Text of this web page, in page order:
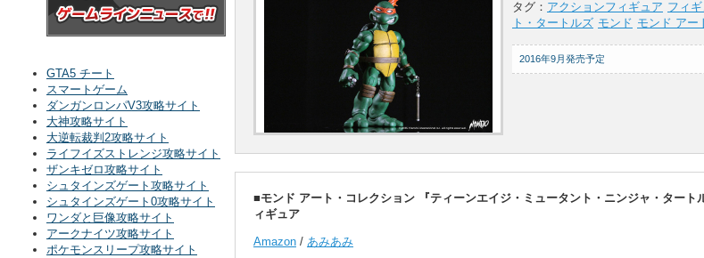
タグ： アクションフィギュア フィ
ト・タートルズ モンド モンド アー
2016年9月発売予定
■モンド アート・コレクション 『ティーンエイジ・ミュータント・ニンジャ・タート
ィギュア
Amazon / あみあみ
GTA5 チート
スマートゲーム
ダンガンロンパV3攻略サイト
大神攻略サイト
大逆転裁判2攻略サイト
ライフイズストレンジ攻略サイト
ザンキゼロ攻略サイト
シュタインズゲート攻略サイト
シュタインズゲート0攻略サイト
ワンダと巨像攻略サイト
アークナイツ攻略サイト
ポケモンスリープ攻略サイト